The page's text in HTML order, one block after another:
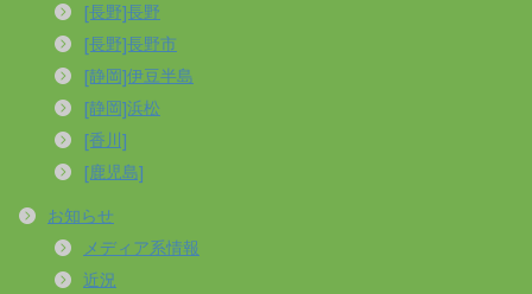
[長野]長野
[長野]長野市
[静岡]伊豆半島
[静岡]浜松
[香川]
[鹿児島]
お知らせ
メディア系情報
近況